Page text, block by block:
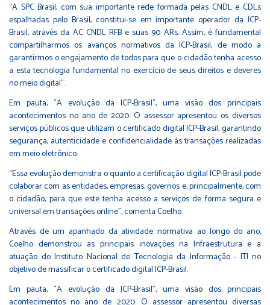
“A SPC Brasil, com sua importante rede formada pelas CNDL e CDLs
espalhadas pelo Brasil, constitui-se em importante operador da ICP-
Brasil, através da AC CNDL RFB e suas 90 ARs. Assim, é fundamental
compartilharmos os avanços normativos da ICP-Brasil, de modo a
garantirmos o engajamento de todos para que o cidadão tenha acesso
a esta tecnologia fundamental no exercício de seus direitos e deveres
no meio digital”.
Em pauta, "A evolução da ICP-Brasil”, uma visão dos principais
acontecimentos no ano de 2020. O assessor apresentou os diversos
serviços públicos que utilizam o certificado digital ICP-Brasil, garantindo
segurança, autenticidade e confidencialidade às transações realizadas
em meio eletrônico.
“Essa evolução demonstra o quanto a certificação digital ICP-Brasil pode
colaborar com as entidades, empresas, governos e, principalmente, com
o cidadão, para que este tenha acesso a serviços de forma segura e
universal em transações online”, comenta Coelho.
Através de um apanhado da atividade normativa ao longo do ano,
Coelho demonstrou as principais inovações na Infraestrutura e a
atuação do Instituto Nacional de Tecnologia da Informação - ITI no
objetivo de massificar o certificado digital ICP-Brasil.
Em pauta, "A evolução da ICP-Brasil”, uma visão dos principais